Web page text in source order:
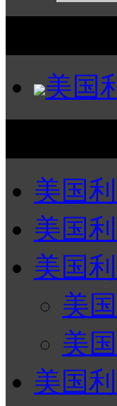
美国
美国
美国
美国
美
美
美国